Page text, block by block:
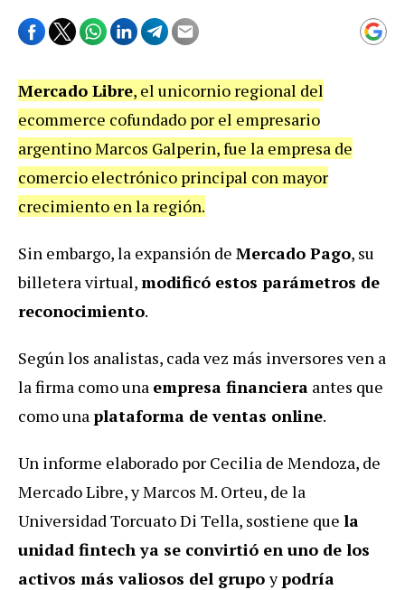
Mercado Libre, el unicornio regional del
ecommerce cofundado por el empresario
argentino Marcos Galperin, fue la empresa de
comercio electrónico principal con mayor
crecimiento en la región.
Sin embargo, la expansión de Mercado Pago, su
billetera virtual,modificó estos parámetros de
reconocimiento.
Según los analistas, cada vez más inversores ven a
la firma como una empresa financiera antes que
como unaplataforma de ventas online.
Un informe elaborado por Cecilia de Mendoza, de
Mercado Libre, y Marcos M. Orteu, de la
Universidad Torcuato Di Tella, sostiene que la
unidad fintech ya se convirtió en uno de los
activos más valiosos del grupoypodría